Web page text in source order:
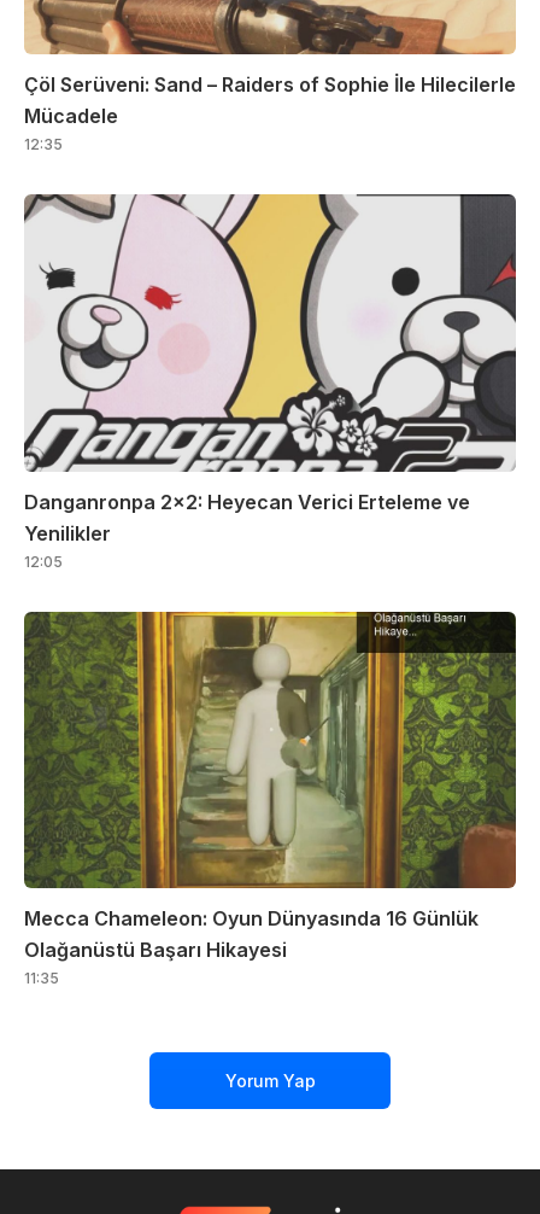
Çöl Serüveni: Sand – Raiders of Sophie İle Hilecilerle
Mücadele
12:35
Danganronpa 2×2: Heyecan Verici Erteleme ve
Yenilikler
12:05
Mecca Chameleon: Oyun Dünyasında 16 Günlük
Olağanüstü Başarı Hikayesi
11:35
Yorum Yap